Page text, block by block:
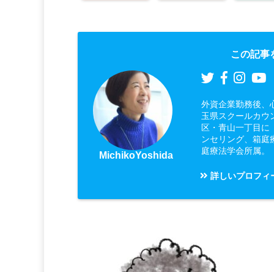
この記事
MichikoYoshida
外資企業勤務後、
玉県スクールカウ
区・青山一丁目に
ンセリング、箱庭
庭療法学会所属。
詳しいプロフィ